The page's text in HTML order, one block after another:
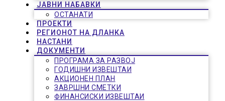
ЈАВНИ НАБАВКИ
ОСТАНАТИ
ПРОЕКТИ
РЕГИОНОТ НА ДЛАНКА
НАСТАНИ
ДОКУМЕНТИ
ПРОГРАМА ЗА РАЗВОЈ
ГОДИШНИ ИЗВЕШТАИ
АКЦИОНЕН ПЛАН
ЗАВРШНИ СМЕТКИ
ФИНАНСИСКИ ИЗВЕШТАИ